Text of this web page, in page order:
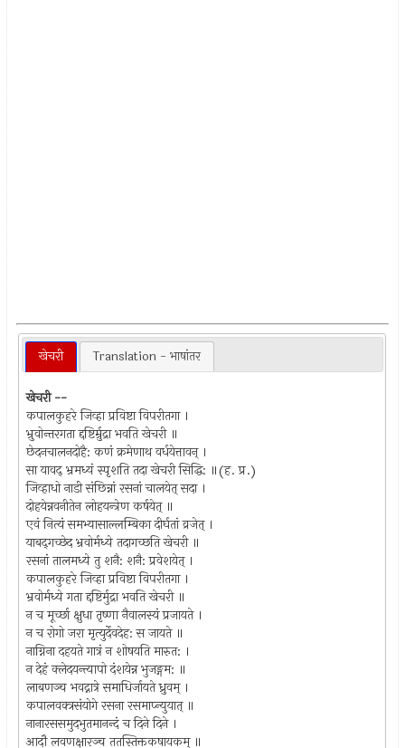
खेचरी Translation - भाषांतर
खेचरी --
कपालकुहरे जिव्हा प्रविष्टा विपरीतगा ।
भ्रुवोन्तरगता द्दष्टिर्म्रुद्रा भवति खेचरी ॥
छेदनचालनदोहै: कणं क्रमेणाथ वर्धयेत्तावन् ।
सा यावद् भ्रमध्यं स्पृशति तदा खेचरी सिद्धि: ॥(ह. प्र.)
जिव्हाधो नाडी संछिन्नां रसनां चालयेत् सदा ।
दोहयेन्नवनीतेन लोहयन्त्रेण कर्षयेत् ॥
एवं नित्यं समभ्यासाल्लम्बिका दीर्घतां व्रजेत् ।
याबद्‌गच्छेद भ्रवोर्मध्ये तदागच्छति खेचरी ॥
रसनां तालमध्ये तु शनै: शनै: प्रवेशयेत् ।
कपालकुहरे जिव्हा प्रविष्टा विपरीतगा ।
भ्रवोर्मध्ये गता द्दष्टिर्मुद्रा भवति खेचरी ॥
न च मूर्च्छा क्षुधा तृष्णा नैवालस्यं प्रजायते ।
न च रोगो जरा मृत्युर्देवदेह: स जायते ॥
नाग्निना दहयते गात्रं न शोषयति मारुत: ।
न देहं क्लेदयन्त्यापो दंशयेन्न भुजङ्गम: ॥
लाबणञ्च भवद्नात्रे समाधिर्जायते ध्रुवम्‌ ।
कपालवक्त्रसंयोगे रसना रसमाप्न्युयात् ॥
नानारससमुदभुतमानन्दं च दिने दिने ।
आदौ लवणक्षारञ्च ततस्तिक्तकषायकम् ॥